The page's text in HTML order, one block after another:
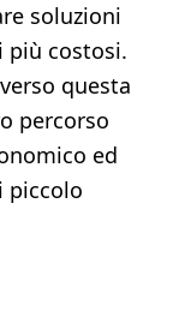
soluzioni
più costosi.
questa
percorso
ed
piccolo